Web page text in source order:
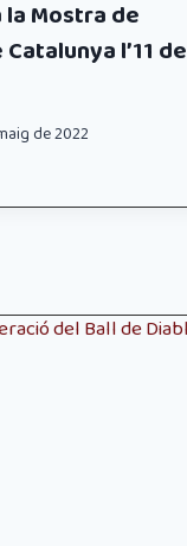
Mostra de
l’11 de
de 2022